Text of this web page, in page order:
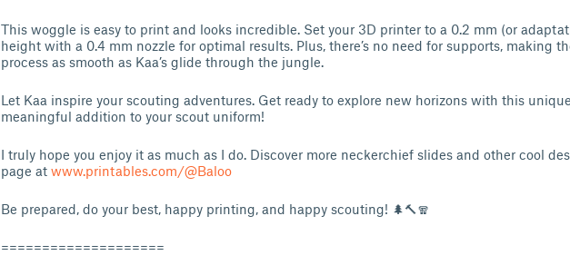
This woggle is easy to print and looks incredible. Set your 3D printer to a 0.2 mm (or
height with a 0.4 mm nozzle for optimal results. Plus, there’s no need for supports, making
process as smooth as Kaa’s glide through the jungle.
Let Kaa inspire your scouting adventures. Get ready to explore new horizons with this
meaningful addition to your scout uniform!
I truly hope you enjoy it as much as I do. Discover more neckerchief slides and other cool
page at www.printables.com/@Baloo
Be prepared, do your best, happy printing, and happy scouting! 🌲🔨🧣
====================